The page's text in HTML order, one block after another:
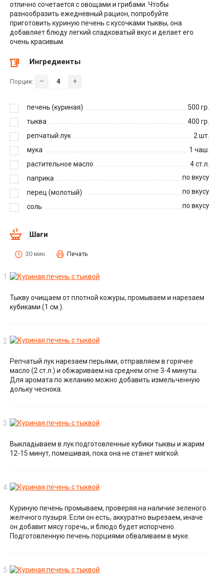
отлично сочетается с овощами и грибами. Чтобы
разнообразить ежедневный рацион, попробуйте
приготовить куриную печень с кусочками тыквы, она
добавляет блюду легкий сладковатый вкус и делает его
очень красивым.
Ингредиенты
Порции: – +
печень (куриная) 500 гр.
тыква
400 гр.
репчатый лук
2 шт.
мука
1 чаш.
растительное масло
4ст.л.
паприка
по вкусу
перец (молотый)
по вкусу
соль
по вкусу
Шаги
30 мин. Печать
Тыкву очищаем от плотной кожуры, промываем и нарезаем
кубиками (1 см.).
Репчатый лук нарезаем перьями, отправляем в горячее
масло (2 ст.л.) и обжариваем на среднем огне 3-4 минуты.
Для аромата по желанию можно добавить измельченную
дольку чеснока.
Выкладываем в лук подготовленные кубики тыквы и жарим
12-15 минут, помешивая, пока она не станет мягкой.
Куриную печень промываем, проверяя на наличие зеленого
желчного пузыря. Если он есть, аккуратно вырезаем, иначе
он добавит мясу горечь, и блюдо будет испорчено.
Подготовленную печень порциями обваливаем в муке.